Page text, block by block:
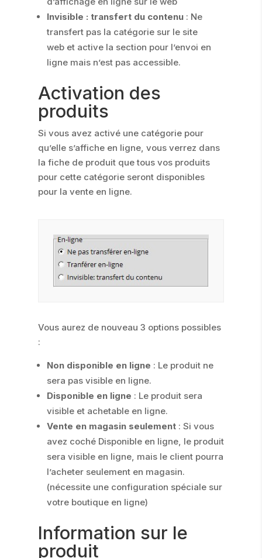
Invisible : transfert du contenu : Ne
transfert pas la catégorie sur le site
web et active la section pour l’envoi en
ligne mais n’est pas accessible.
Activation des
produits
Si vous avez activé une catégorie pour
qu’elle s’affiche en ligne, vous verrez dans
la fiche de produit que tous vos produits
pour cette catégorie seront disponibles
pour la vente en ligne.
Vous aurez de nouveau 3 options possibles
:
Non disponible en ligne : Le produit ne
sera pas visible en ligne.
Disponible en ligne : Le produit sera
visible et achetable en ligne.
Vente en magasin seulement : Si vous
avez coché Disponible en ligne, le produit
sera visible en ligne, mais le client pourra
l’acheter seulement en magasin.
(nécessite une configuration spéciale sur
votre boutique en ligne)
Information sur le
produit